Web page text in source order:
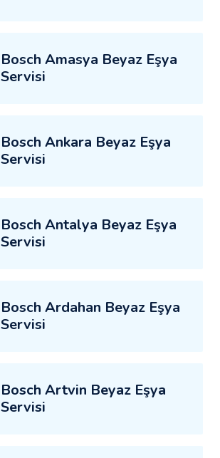
Bosch Amasya Beyaz Eşya
Servisi
Bosch Ankara Beyaz Eşya
Servisi
Bosch Antalya Beyaz Eşya
Servisi
Bosch Ardahan Beyaz Eşya
Servisi
Bosch Artvin Beyaz Eşya
Servisi